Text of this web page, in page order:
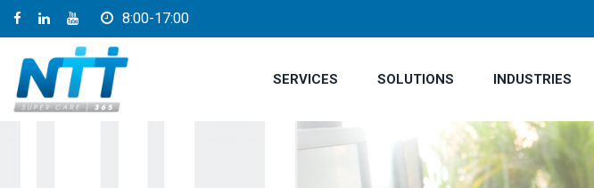
8:00-17:00
SERVICES SOLUTIONS INDUSTRIES